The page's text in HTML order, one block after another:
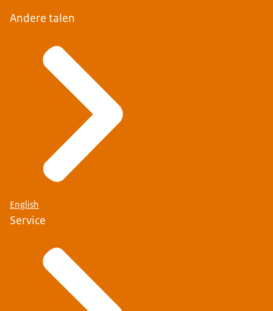
Andere talen
English
Service